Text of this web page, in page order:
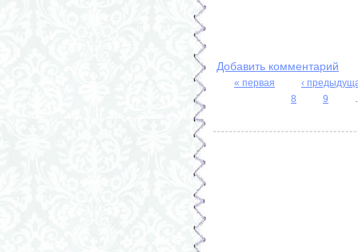
Добавить комментарий
Страницы
« первая
‹
8
9